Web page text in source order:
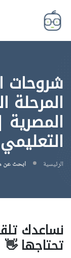
شروحات
المرحلة
التعليمي
الرئيسية ابحث عن
نساعدك
تحتاجها 👋